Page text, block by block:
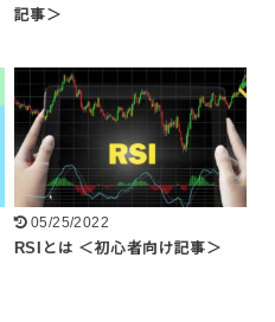
記事＞
05/25/2022
RSIとは ＜初心者向け記事＞